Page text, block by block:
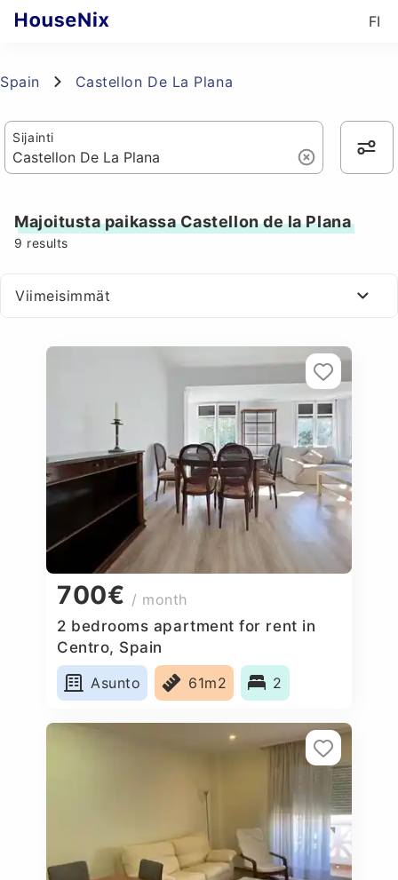
FI
Spain Castellon De La Plana
Sijainti
Majoitusta paikassa Castellon de la Plana
9 results
Viimeisimmät
700€ / month
2 bedrooms apartment for rent in
Centro, Spain
Asunto
61m2 2